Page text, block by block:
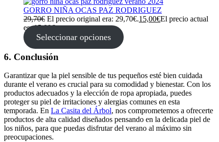
GORRO NIÑA OCAS PAZ RODRIGUEZ
29,70€ El precio original era: 29,70€.15,00€El precio actual
es: 15,00€.
Seleccionar opciones
6. Conclusión
Garantizar que la piel sensible de tus pequeños esté bien cuidada
durante el verano es crucial para su comodidad y bienestar. Con los
productos adecuados y la elección de ropa apropiada, puedes
proteger su piel de irritaciones y alergias comunes en esta
temporada. En La Casita del Árbol, nos comprometemos a ofrecerte
productos de alta calidad diseñados pensando en la delicada piel de
los niños, para que puedas disfrutar del verano al máximo sin
preocupaciones.